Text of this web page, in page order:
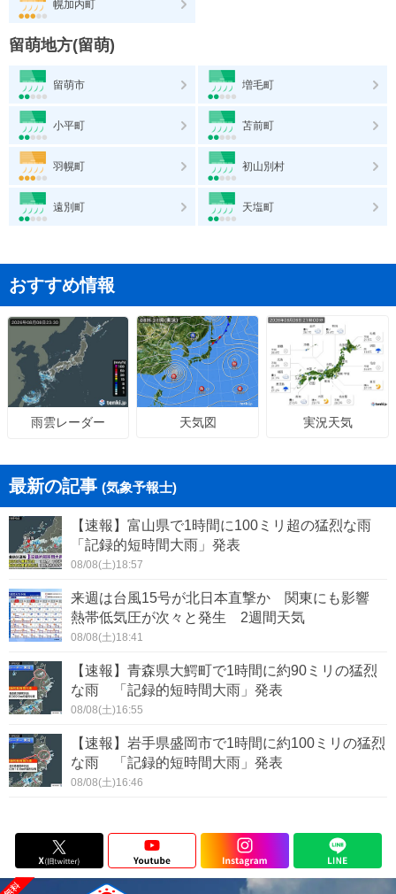
幌加内町
留萌地方(留萌)
留萌市 増毛町
小平町 苫前町
羽幌町 初山別村
遠別町 天塩町
おすすめ情報
雨雲レーダー 天気図 実況天気
最新の記事 (気象予報士)
【速報】富山県で1時間に100ミリ超の猛烈な雨
「記録的短時間大雨」発表
08/08(土)18:57
来週は台風15号が北日本直撃か 関東にも影響
熱帯低気圧が次々と発生 2週間天気
08/08(土)18:41
【速報】青森県大鰐町で1時間に約90ミリの猛烈
な雨 「記録的短時間大雨」発表
08/08(土)16:55
【速報】岩手県盛岡市で1時間に約100ミリの猛烈
な雨 「記録的短時間大雨」発表
08/08(土)16:46